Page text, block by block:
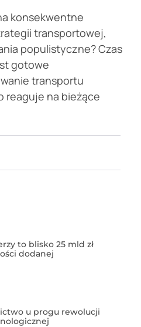
konsekwentne
transportowej,
populistyczne? Czas
gotowe
transportu
reaguje na bieżące
to blisko 25 mld zł
dodanej
u progu rewolucji